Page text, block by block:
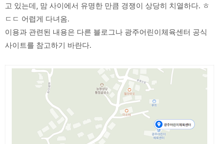
고 있는데, 맘 사이에서 유명한 만큼 경쟁이 상당히 치열하다. ㅎ
ㄷㄷ 어렵게 다녀옴.
이용과 관련된 내용은 다른 블로그나 광주어린이체육센터 공식
사이트를 참고하기 바란다.